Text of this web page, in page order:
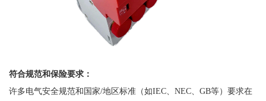
符合规范和保险要求：
许多电气安全规范和国家/地区标准（如IEC、NEC、GB等）要求在